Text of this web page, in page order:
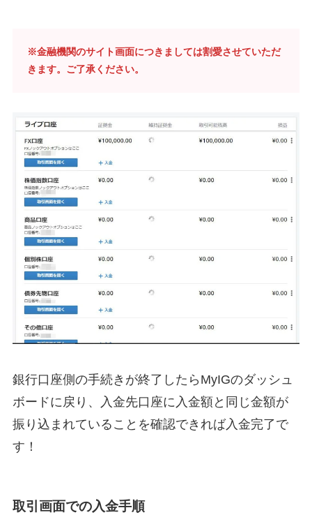
※金融機関のサイト画面につきましては割愛させていただ
きます。ご了承ください。
銀行口座側の手続きが終了したらMyIGのダッシュ
ボードに戻り、入金先口座に入金額と同じ金額が
振り込まれていることを確認できれば入金完了で
す！
取引画面での入金手順